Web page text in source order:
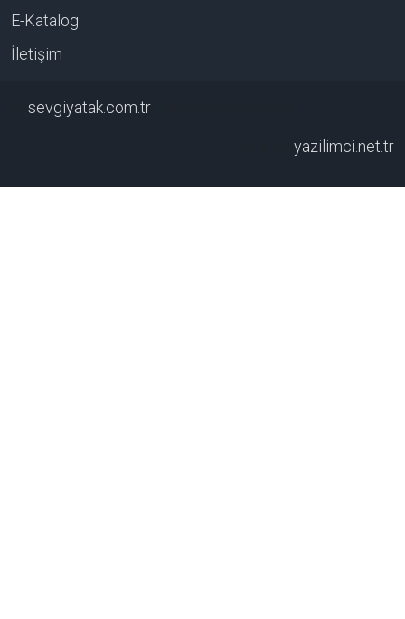
E-Katalog
İletişim
sevgiyatak.com.tr, Tüm Hakları Saklıdır.
yazilimci.net.tr